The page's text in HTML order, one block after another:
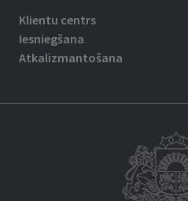
Klientu centrs
Iesniegšana
Atkalizmantošana